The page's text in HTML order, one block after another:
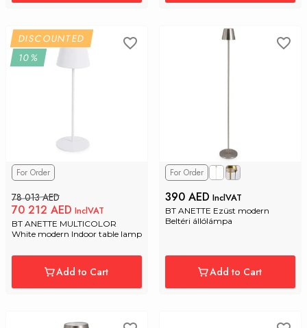
DISCOUNTED
10%
For Order
78 013 AED
70 212 AED InclVAT
BT ANETTE MULTICOLOR
White modern Indoor table lamp
Add to Cart
For Order
390 AED InclVAT
BT ANETTE Ezüst modern
Beltéri állólámpa
Add to Cart